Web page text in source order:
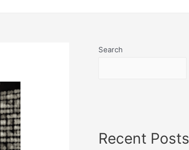
Search
Recent Posts